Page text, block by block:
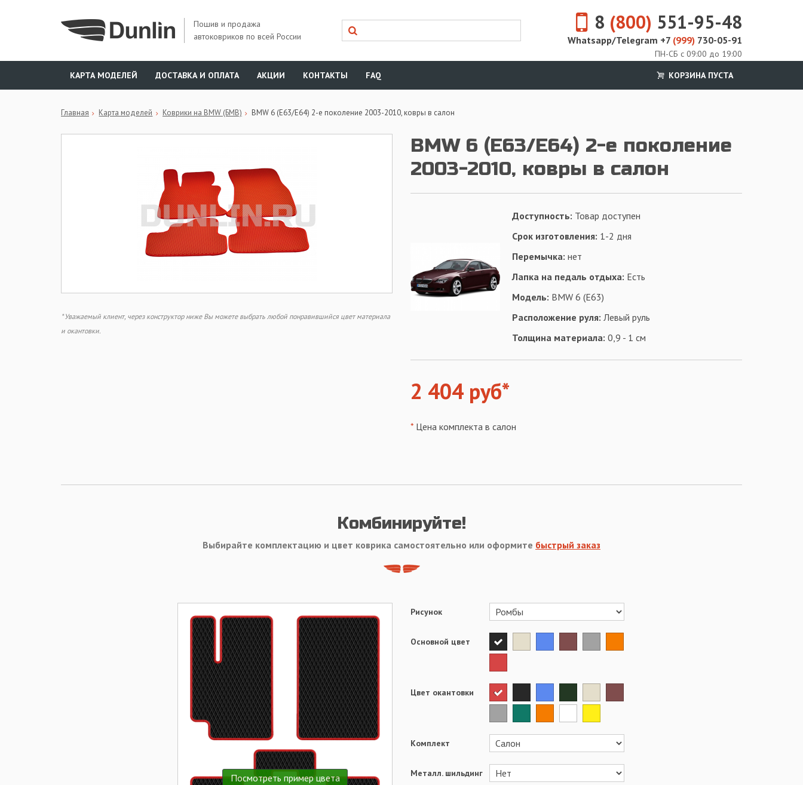
Пошив и продажа
автоковриков по всей России
8 (800) 551-95-48
Whatsapp/Telegram +7 (999) 730-05-91
ПН-СБ с 09:00 до 19:00
КАРТА МОДЕЛЕЙ
ДОСТАВКА И ОПЛАТА АКЦИИ КОНТАКТЫ FAQ КОРЗИНА ПУСТА
Главная Карта моделей Коврики на BMW (БМВ) BMW 6 (E63/E64) 2-е поколение 2003-2010, ковры в салон
BMW 6 (E63/E64) 2-е поколение
2003-2010, ковры в салон
* Уважаемый клиент, через конструктор ниже Вы можете выбрать любой понравившийся цвет материала
и окантовки.
Доступность: Товар доступен
Срок изготовления: 1-2 дня
Перемычка: нет
Лапка на педаль отдыха: Есть
Модель: BMW 6 (E63)
Расположение руля: Левый руль
Толщина материала: 0,9 - 1 см
2 404 руб*
* Цена комплекта в салон
Комбинируйте!
Выбирайте комплектацию и цвет коврика самостоятельно или оформите быстрый заказ
Посмотреть пример цвета
Рисунок
Основной цвет
Цвет окантовки
Комплект
Металл. шильдинг